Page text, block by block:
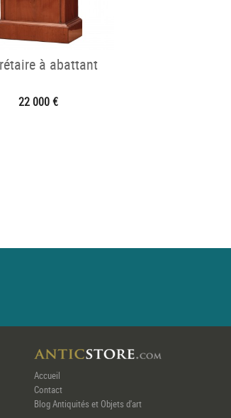
à abattant
22 000 €
Accueil
Contact
Blog Antiquités et Objets d'art